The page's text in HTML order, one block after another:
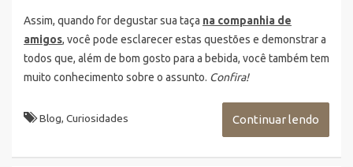
Assim, quando for degustar sua taça na companhia de
amigos, você pode esclarecer estas questões e demonstrar a
todos que, além de bom gosto para a bebida, você também tem
muito conhecimento sobre o assunto. Confira!
Continuar lendo
Blog, Curiosidades